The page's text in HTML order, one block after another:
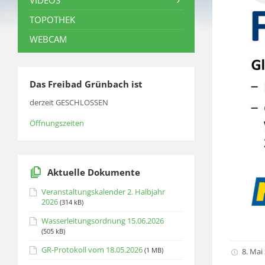
8. Mai
TOPOTHEK
WEBCAM
Das Freibad Grünbach ist
derzeit GESCHLOSSEN
Öffnungszeiten
Aktuelle Dokumente
Veranstaltungskalender 2. Halbjahr
2026 (314 kB)
Wasserleitungsordnung 15.06.2026
(505 kB)
GR-Protokoll vom 18.05.2026 (1 MB)